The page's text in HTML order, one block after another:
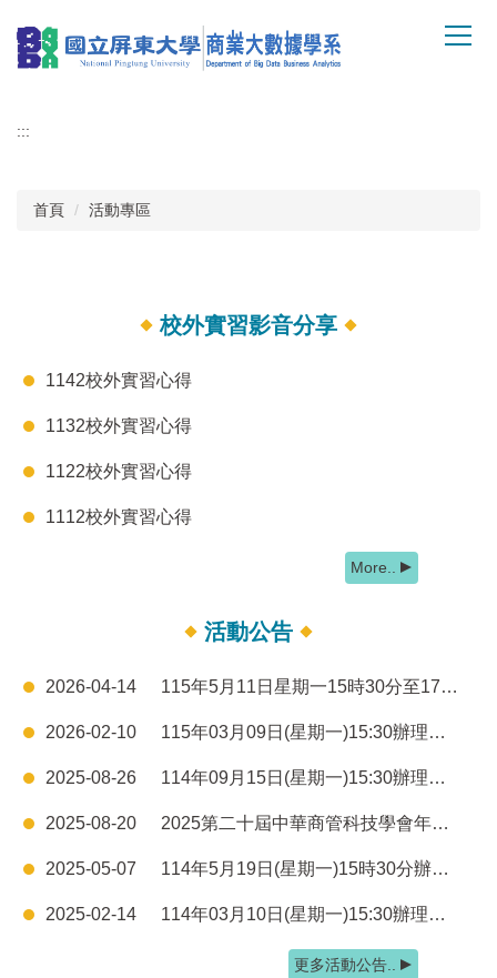
到
主
容
:::
首頁 活動專區
校外實習影音分享
1142校外實習心得
1132校外實習心得
1122校外實習心得
1112校外實習心得
More..
活動公告
2026-04-14 115年5月11日星期一15時30分至17時30分工作大未來-薪傳講座
2026-02-10 115年03月09日(星期一)15:30辦理系週會專題演講
2025-08-26 114年09月15日(星期一)15:30辦理系週會專題演講
2025-08-20 2025第二十屆中華商管科技學會年會暨學術研討會
2025-05-07 114年5月19日(星期一)15時30分辦理111級學生專題發表
2025-02-14 114年03月10日(星期一)15:30辦理系週會專題演講
更多活動公告..